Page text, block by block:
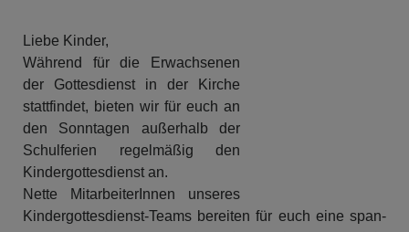
Liebe Kinder,
Während für die Erwachsenen
der Gottesdienst in der Kirche
stattfindet, bieten wir für euch an
den Sonntagen außerhalb der
Schulferien regel­mäßig den
Kindergottesdienst an.
Nette Mit­ar­bei­terInnen un­se­res
Kinder­gottes­dienst-Teams bereiten für euch eine span­